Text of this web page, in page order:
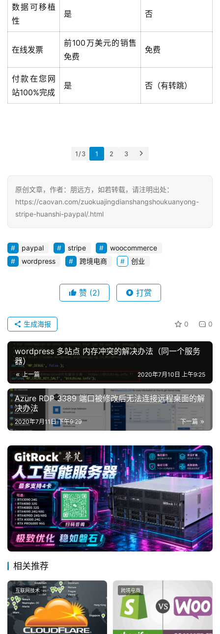
数据可移植
性
是 否
在线发票
前100万美元的销售
免费
免费
付款在您网
站100%完成
是 否（有转跳）
1 / 3 1 2 3
原创文章，作者：朋远方，如若转载，请注明出处：
https://caovan.com/zuokuajingdianshangshoukuanyong-
stripe-huanshi-paypal/.html
paypal stripe
woocommerce
wordpress
跨境电商 创业
赞 (2) 打赏
0 0
生成海报
wordpress 多站点 内存冲突的解决办法（同一个服务
器）
上一篇 2020年7月10日 上午9:25
Azure RDP 3389 端口被修改后无法连接远程桌面的解
决办法
下一篇
2020年7月11日 下午9:29
相关推荐
互联网技术 跨境电商